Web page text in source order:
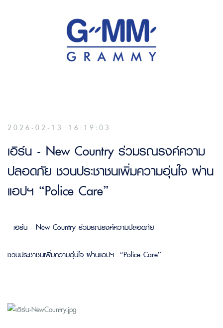
2026-02-13 16:19:03
เอิร์น - New Country ร่วมรณรงค์ความ
ปลอดภัย ชวนประชาชนเพิ่มความอุ่นใจ ผ่าน
แอปฯ “Police Care”
เอิร์น - New Country ร่วมรณรงค์ความปลอดภัย
ชวนประชาชนเพิ่มความอุ่นใจ ผ่านแอปฯ “Police Care”